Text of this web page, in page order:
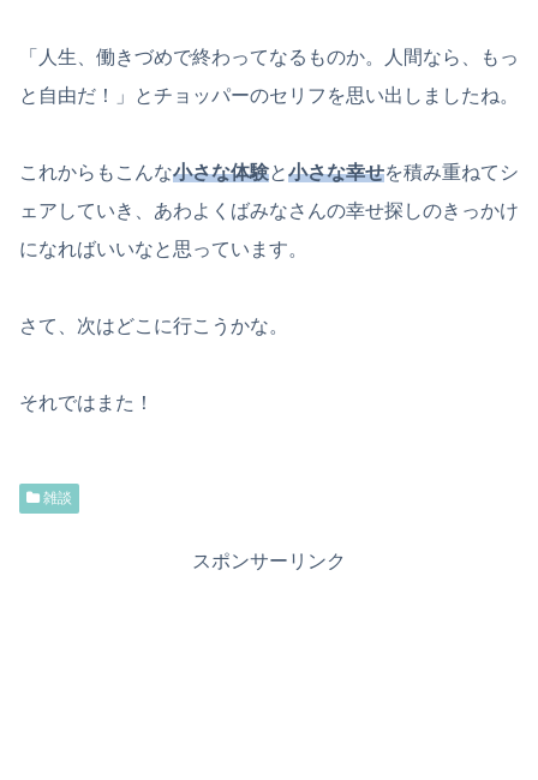
「人生、働きづめで終わってなるものか。人間なら、もっ
と自由だ！」とチョッパーのセリフを思い出しましたね。
これからもこんな小さな体験と小さな幸せを積み重ねてシ
ェアしていき、あわよくばみなさんの幸せ探しのきっかけ
になればいいなと思っています。
さて、次はどこに行こうかな。
それではまた！
雑談
スポンサーリンク